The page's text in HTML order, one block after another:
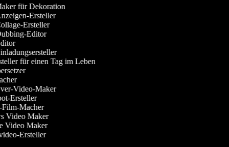
für Dekoration
Ersteller
Ersteller
Editor
für einen Tag im Leben
Video-Maker
Ersteller
Macher
Video Maker
Video Maker
Ersteller